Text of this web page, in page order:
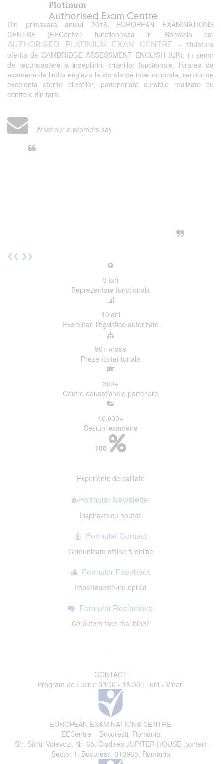
Din primavara anului 2018, EUROPEAN EXAMINATIONS
CENTRE (EECentre) functioneaza in Romania ca:
AUTHORISED PLATINIUM EXAM CENTRE - titulatura
oferita de CAMBRIDGE ASSESSMENT ENGLISH (UK), in semn
de recunoastere a indeplinirii criteriilor functionale: livrarea de
examene de limba engleza la standarde internationale, servicii de
excelenta oferite clientilor, parteneriate durabile realizate cu
centrele din tara.
What our customers say
❮❮ ❯❯
3 tari
Reprezentare functionala
10 ani
Examinari lingvistice autorizate
90+ orase
Prezenta teritoriala
300+
Centre educationale partenere
10.000+
Sesiuni examene
100
Experiente de calitate
Formular Newsletter
Inspira-te cu noutati
Formular Contact
Comunicam offline & online
Formular Feedback
Impartaseste-ne opinia
Formular Reclamatie
Ce putem face mai bine?
CONTACT
Program de Lucru: 09:00 - 18:00 | Luni - Vineri
EUROPEAN EXAMINATIONS CENTRE
EECentre – Bucuresti, Romania
Str. Sfintii Voievozi, Nr. 65, Cladirea JUPITER HOUSE (parter)
Sector 1, Bucuresti, 010965, Romania